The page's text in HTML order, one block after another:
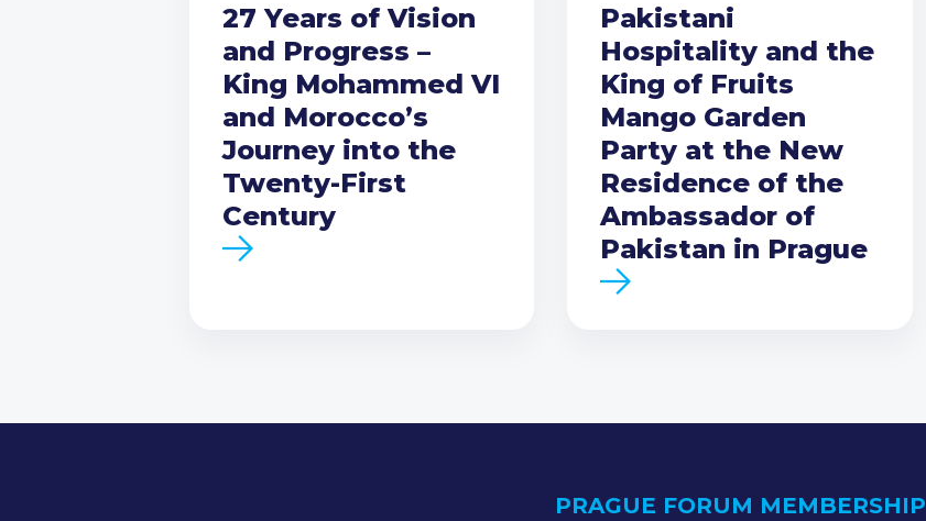
27 Years of Vision
and Progress –
King Mohammed VI
and Morocco’s
Journey into the
Twenty-First
Century
Pakistani
Hospitality and the
King of Fruits
Mango Garden
Party at the New
Residence of the
Ambassador of
Pakistan in Prague
PRAGUE FORUM MEMBERSHIP